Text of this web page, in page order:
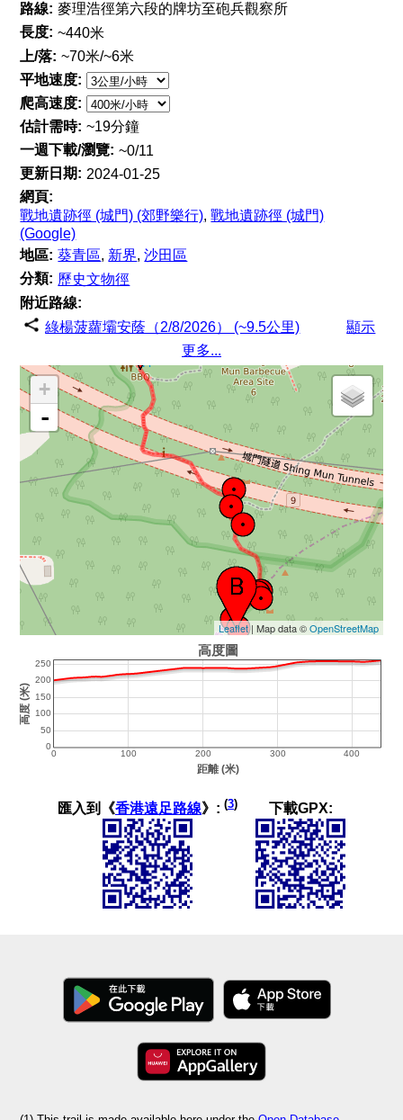
路線: 麥理浩徑第六段的牌坊至砲兵觀察所
長度: ~440米
上/落: ~70米/~6米
平地速度:
爬高速度:
估計需時: ~19分鐘
一週下載/瀏覽: ~0/11
更新日期: 2024-01-25
網頁:
戰地遺跡徑 (城門) (郊野樂行),戰地遺跡徑 (城門)
(Google)
地區: 葵青區, 新界,沙田區
分類: 歷史文物徑
附近路線:
綠楊菠蘿壩安蔭（2/8/2026） (~9.5公里)
顯示
更多...
+
-
Leaflet| Map data ©OpenStreetMap
匯入到《香港遠足路線》: (3) 下載GPX: